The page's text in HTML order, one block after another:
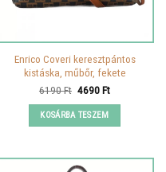
Enrico Coveri keresztpántos
kistáska, műbőr, fekete
6190Ft Original
was:
6190 Ft.
4690FtCurrent
KOSÁRBA TESZEM